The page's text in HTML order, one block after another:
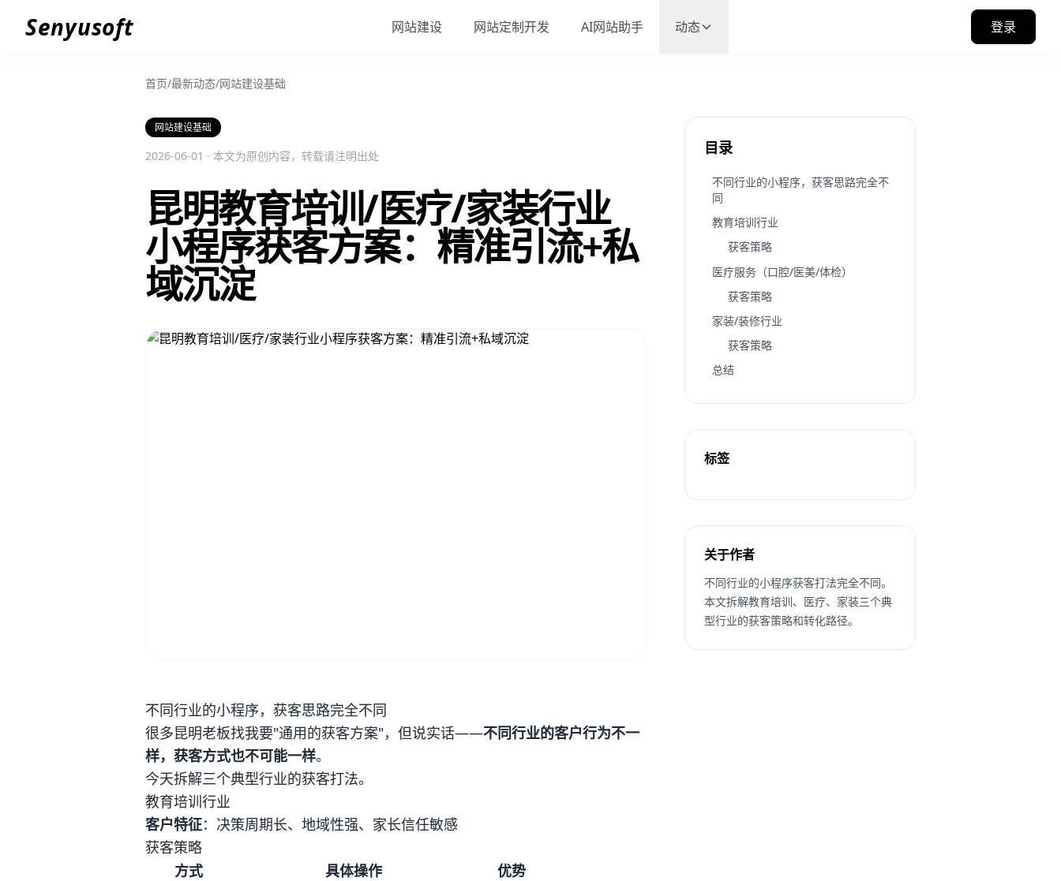
Senyusoft 网站建设 网站定制开发 AI网站助手 动态 登录
首页/最新动态/网站建设基础
网站建设基础
2026-06-01 · 本文为原创内容，转载请注明出处
昆明教育培训/医疗/家装行业
小程序获客方案：精准引流+私
域沉淀
不同行业的小程序，获客思路完全不同
很多昆明老板找我要"通用的获客方案"，但说实话——不同行业的客户行为不一
样，获客方式也不可能一样。
今天拆解三个典型行业的获客打法。
教育培训行业
客户特征：决策周期长、地域性强、家长信任敏感
获客策略
方式
具体操作
优势
目录
不同行业的小程序，获客思路完全不
同
教育培训行业
获客策略
医疗服务（口腔/医美/体检）
获客策略
家装/装修行业
获客策略
总结
标签
关于作者
不同行业的小程序获客打法完全不同。
本文拆解教育培训、医疗、家装三个典
型行业的获客策略和转化路径。